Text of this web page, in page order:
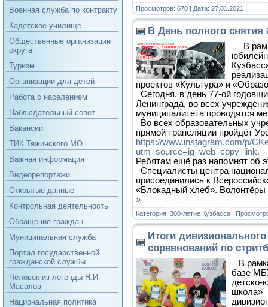
Военная служба по контракту
Кадетское училище
Общественные организации
округа
Туризм
Организации для детей
Работа с населением
Наблюдательный совет
Вакансии
ТИК Тяжинского МО
Важная информация
Видеорепортажи
Открытые данные
Контрольная деятельность
Обращение граждан
Муниципальная служба
Портал государственной
гражданской службы
Человек из легенды Н.И.
Масалов
Национальная политика
Просмотров: 670 | Дата: 27.01.2021
В День полного
В
проектов «Культура» и
Сегодня, в день 77-ой
Ленинграда, во всех
муниципалитета проводятся
Во всех образовательных
прямой трансляции пройдёт
https://www.instagram.com/p/
utm_source=ig_web_copy_link.
Ребятам ещё раз напомнят об
Специалисты центра
присоединились к
«Блокадный хлеб».
»
Категория: 300-летие Кузбасса |
Итоги
соревнований по
В
базе
детско-
школа»